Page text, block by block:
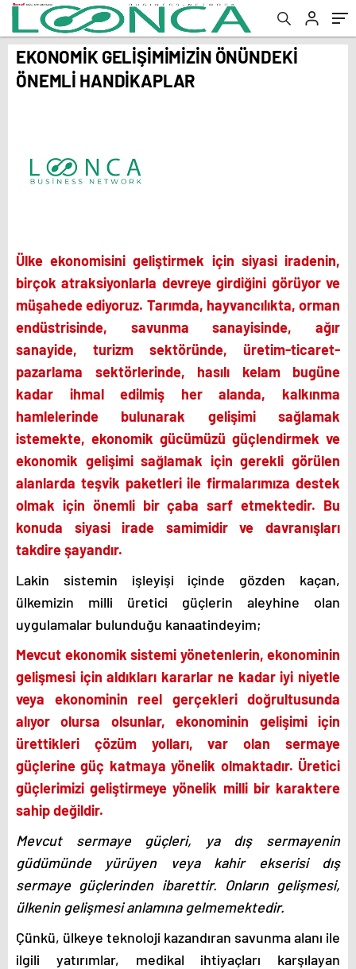
EKONOMİK GELİŞİMİMİZİN ÖNÜNDEKİ
ÖNEMLİ HANDİKAPLAR
Ülke ekonomisini geliştirmek için siyasi iradenin,
birçok atraksiyonlarla devreye girdiğini görüyor ve
müşahede ediyoruz. Tarımda, hayvancılıkta, orman
endüstrisinde, savunma sanayisinde, ağır
sanayide, turizm sektöründe, üretim-ticaret-
pazarlama sektörlerinde, hasılı kelam bugüne
kadar ihmal edilmiş her alanda, kalkınma
hamlelerinde bulunarak gelişimi sağlamak
istemekte, ekonomik gücümüzü güçlendirmek ve
ekonomik gelişimi sağlamak için gerekli görülen
alanlarda teşvik paketleri ile firmalarımıza destek
olmak için önemli bir çaba sarf etmektedir. Bu
konuda siyasi irade samimidir ve davranışları
takdire şayandır.
Lakin sistemin işleyişi içinde gözden kaçan,
ülkemizin milli üretici güçlerin aleyhine olan
uygulamalar bulunduğu kanaatindeyim;
Mevcut ekonomik sistemi yönetenlerin, ekonominin
gelişmesi için aldıkları kararlar ne kadar iyi niyetle
veya ekonominin reel gerçekleri doğrultusunda
alıyor olursa olsunlar, ekonominin gelişimi için
ürettikleri çözüm yolları, var olan sermaye
güçlerine güç katmaya yönelik olmaktadır. Üretici
güçlerimizi geliştirmeye yönelik milli bir karaktere
sahip değildir.
Mevcut sermaye güçleri, ya dış sermayenin
güdümünde yürüyen veya kahir ekserisi dış
sermaye güçlerinden ibarettir. Onların gelişmesi,
ülkenin gelişmesi anlamına gelmemektedir.
Çünkü, ülkeye teknoloji kazandıran savunma alanı ile
ilgili yatırımlar, medikal ihtiyaçları karşılayan